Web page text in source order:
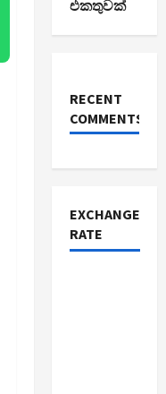
එකතුවක්
RECENT
COMMENTS
EXCHANGE
RATE